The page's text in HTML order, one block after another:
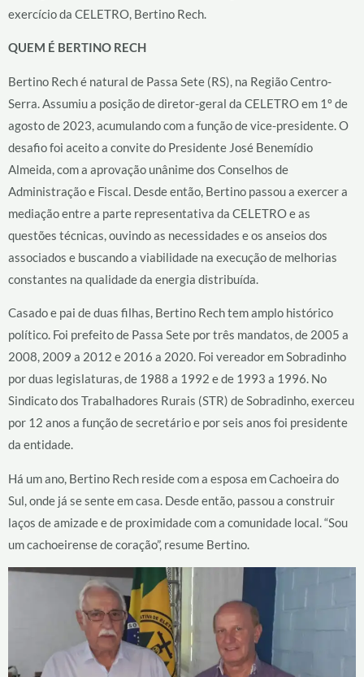
exercício da CELETRO, Bertino Rech.
QUEM É BERTINO RECH
Bertino Rech é natural de Passa Sete (RS), na Região Centro-
Serra. Assumiu a posição de diretor-geral da CELETRO em 1º de
agosto de 2023, acumulando com a função de vice-presidente. O
desafio foi aceito a convite do Presidente José Benemídio
Almeida, com a aprovação unânime dos Conselhos de
Administração e Fiscal. Desde então, Bertino passou a exercer a
mediação entre a parte representativa da CELETRO e as
questões técnicas, ouvindo as necessidades e os anseios dos
associados e buscando a viabilidade na execução de melhorias
constantes na qualidade da energia distribuída.
Casado e pai de duas filhas, Bertino Rech tem amplo histórico
político. Foi prefeito de Passa Sete por três mandatos, de 2005 a
2008, 2009 a 2012 e 2016 a 2020. Foi vereador em Sobradinho
por duas legislaturas, de 1988 a 1992 e de 1993 a 1996. No
Sindicato dos Trabalhadores Rurais (STR) de Sobradinho, exerceu
por 12 anos a função de secretário e por seis anos foi presidente
da entidade.
Há um ano, Bertino Rech reside com a esposa em Cachoeira do
Sul, onde já se sente em casa. Desde então, passou a construir
laços de amizade e de proximidade com a comunidade local. “Sou
um cachoeirense de coração”, resume Bertino.